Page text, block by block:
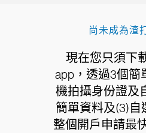
尚未成為渣
現在您只須下
app，透過3個簡
機拍攝身份證及
簡單資料及(3)自
整個開戶申請最